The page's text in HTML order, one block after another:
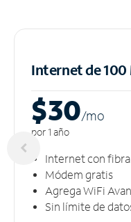
Internet de 100
$30/mo
por 1 año
Internet con
Módem gratis
Agrega WiFi
Sin límite de